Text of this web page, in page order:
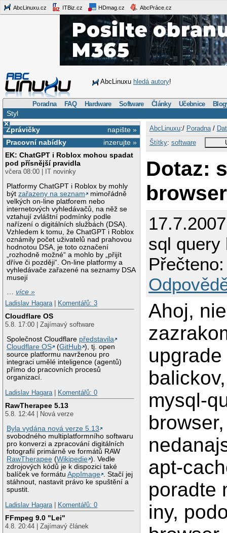
AbcLinuxu.cz ITBiz.cz HDmag.cz AbcPráce.cz
AbcLinuxu hledá autory!
Poradna FAQ Hardware Software Články Učebnice
Styl
×
napište »
Zprávičky
inzerujte »
Pracovní nabídky
EK: ChatGPT i Roblox mohou spadat
pod přísnější pravidla
včera 08:00 | IT novinky
Platformy ChatGPT i Roblox by mohly
býtzařazeny na seznam
mimořádně
velkých on-line platforem nebo
internetových vyhledávačů, na něž se
vztahují zvláštní podmínky podle
nařízení o digitálních službách (DSA).
Vzhledem k tomu, že ChatGPT i Roblox
oznámily počet uživatelů nad prahovou
hodnotou DSA, je toto označení
„rozhodně možné“ a mohlo by „přijít
dříve či později“. On-line platformy a
vyhledávače zařazené na seznamy DSA
musejí
…více »
Ladislav Hagara
Komentářů: 3
Cloudflare OS
5.8. 17:00 | Zajímavý software
Společnost Cloudflare představila
Cloudflare OS
(GitHub ), tj. open
source platformu navrženou pro
integraci umělé inteligence (agentů)
přímo do pracovních procesů
organizací.
Ladislav Hagara
Komentářů: 0
RawTherapee 5.13
5.8. 12:44 | Nová verze
Byla vydána nová verze 5.13
svobodného multiplatformního softwaru
pro konverzi a zpracování digitálních
fotografií primárně ve formátů RAW
RawTherapee (Wikipedie ). Vedle
zdrojových kódů je k dispozici také
balíček ve formátuAppImage . Stačí jej
stáhnout, nastavit právo ke spuštění a
spustit.
Ladislav Hagara
Komentářů: 0
FFmpeg 9.0 "Lei"
4.8. 20:44 | Zajímavý článek
AbcLinuxu:/ Poradna/
Štítky: software
Dotaz:
sql query
Ahoj,
mysql-
apt-
poradte
iny,